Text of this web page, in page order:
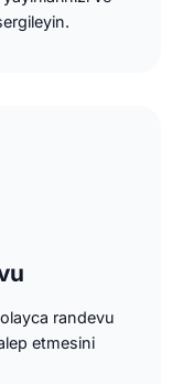
randevu
etmesini